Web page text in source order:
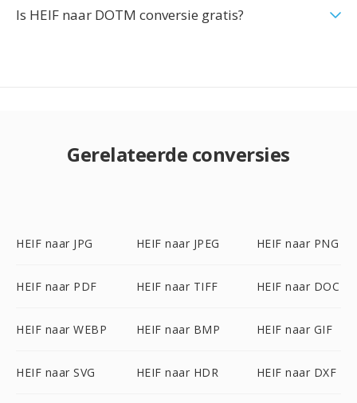
Is HEIF naar DOTM conversie gratis?
Gerelateerde conversies
HEIF naar JPG HEIF naar JPEG HEIF naar PNG
HEIF naar PDF HEIF naar TIFF HEIF naar DOC
HEIF naar WEBP HEIF naar BMP HEIF naar GIF
HEIF naar SVG HEIF naar HDR HEIF naar DXF